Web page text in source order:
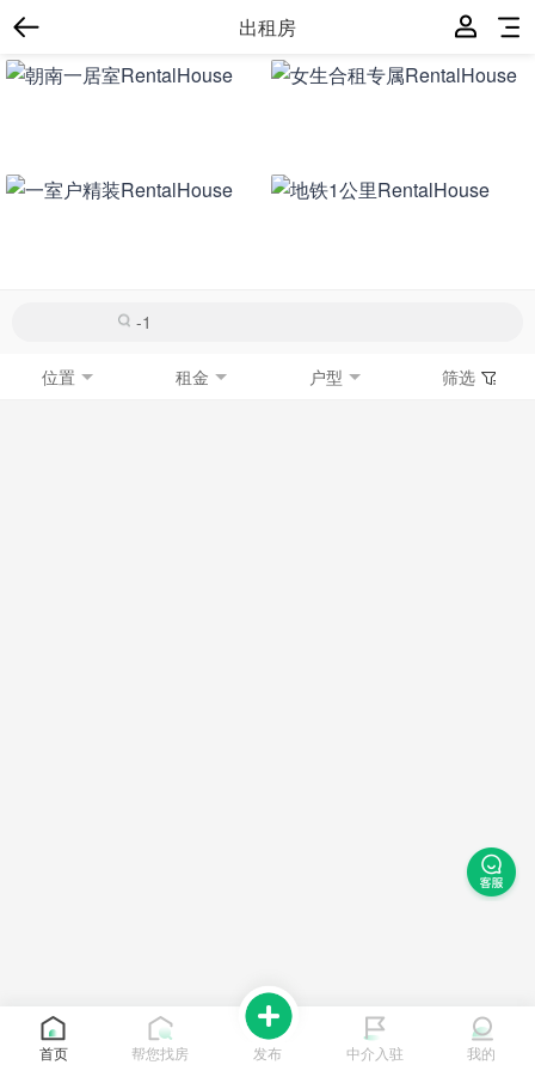
出租房
位置 租金 户型 筛选
首页 帮您找房 发布 中介入驻 我的